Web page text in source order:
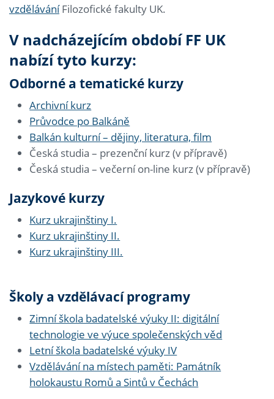
vzděláváníFilozofické fakulty UK.
V nadcházejícím období FF UK
nabízí tyto kurzy:
Odborné a tematické kurzy
Archivní kurz
Průvodce po Balkáně
Balkán kulturní – dějiny, literatura, film
Česká studia – prezenční kurz (v přípravě)
Česká studia – večerní on-line kurz (v přípravě)
Jazykové kurzy
Kurz ukrajinštiny I.
Kurz ukrajinštiny II.
Kurz ukrajinštiny III.
Školy a vzdělávací programy
Zimní škola badatelské výuky II: digitální
technologie ve výuce společenských věd
Letní škola badatelské výuky IV
Vzdělávání na místech paměti: Památník
holokaustu Romů a Sintů v Čechách